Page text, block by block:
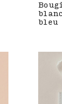
bleu